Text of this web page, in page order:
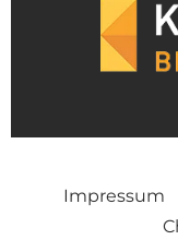
Impressum